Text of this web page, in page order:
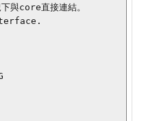
與core直接連結。